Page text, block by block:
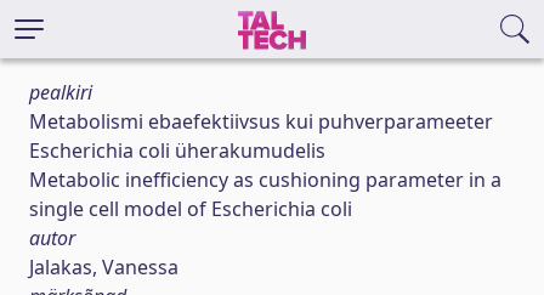
pealkiri
Metabolismi ebaefektiivsus kui puhverparameeter
Escherichia coli üherakumudelis
Metabolic inefficiency as cushioning parameter in a
single cell model of Escherichia coli
autor
Jalakas, Vanessa